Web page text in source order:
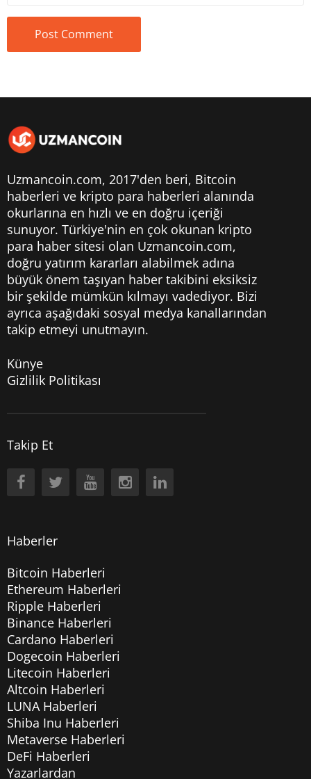
Uzmancoin.com, 2017'den beri, Bitcoin
haberleri ve kripto para haberleri alanında
okurlarına en hızlı ve en doğru içeriği
sunuyor. Türkiye'nin en çok okunan kripto
para haber sitesi olan Uzmancoin.com,
doğru yatırım kararları alabilmek adına
büyük önem taşıyan haber takibini eksiksiz
bir şekilde mümkün kılmayı vadediyor. Bizi
ayrıca aşağıdaki sosyal medya kanallarından
takip etmeyi unutmayın.
Künye
Gizlilik Politikası
Takip Et
Haberler
Bitcoin Haberleri
Ethereum Haberleri
Ripple Haberleri
Binance Haberleri
Cardano Haberleri
Dogecoin Haberleri
Litecoin Haberleri
Altcoin Haberleri
LUNA Haberleri
Shiba Inu Haberleri
Metaverse Haberleri
DeFi Haberleri
Yazarlardan